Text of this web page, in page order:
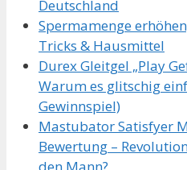
Deutschland
Spermamenge
Tricks & Hausmittel
Durex Gleitgel „Play
Warum es glitschig
Gewinnspiel)
Mastubator Satisfyer
Bewertung –
den Mann?